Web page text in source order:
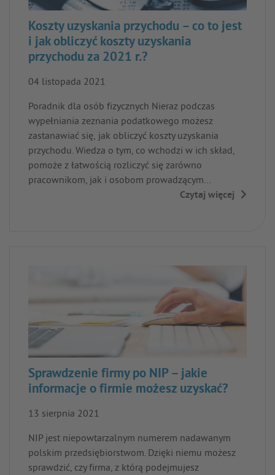
Koszty uzyskania przychodu – co to jest
i jak obliczyć koszty uzyskania
przychodu za 2021 r.?
04 listopada 2021
Poradnik dla osób fizycznych Nieraz podczas
wypełniania zeznania podatkowego możesz
zastanawiać się, jak obliczyć koszty uzyskania
przychodu. Wiedza o tym, co wchodzi w ich skład,
pomoże z łatwością rozliczyć się zarówno
pracownikom, jak i osobom prowadzącym…
Czytaj więcej
Sprawdzenie firmy po NIP – jakie
informacje o firmie możesz uzyskać?
13 sierpnia 2021
NIP jest niepowtarzalnym numerem nadawanym
polskim przedsiębiorstwom. Dzięki niemu możesz
sprawdzić, czy firma, z którą podejmujesz